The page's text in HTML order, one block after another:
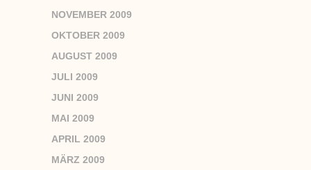
NOVEMBER 2009
OKTOBER 2009
AUGUST 2009
JULI 2009
JUNI 2009
MAI 2009
APRIL 2009
MÄRZ 2009